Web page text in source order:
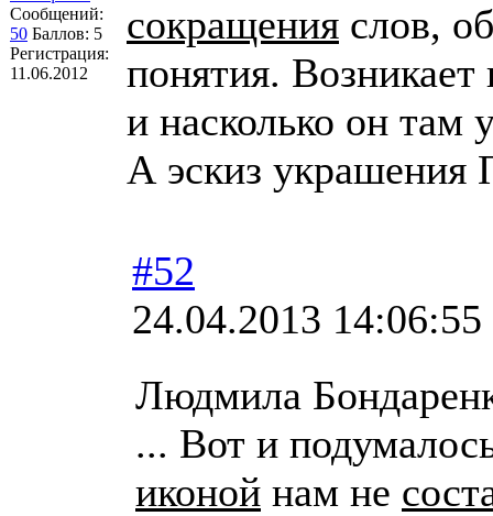
Сообщений:
50 Баллов: 5
Регистрация:
11.06.2012
сокращения слов,
понятия.
и насколько он там
А эскиз украшения
#52
24.04.2013 14:06:55
Людмила
... Вот и
иконой нам не